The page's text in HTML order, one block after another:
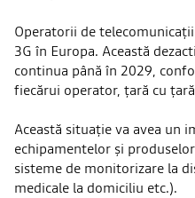
Operatorii de
3G în Europa. Această
continua până în 2029,
fiecărui operator, țară cu
Această situație va avea un
echipamentelor și
sisteme de monitorizare la
medicale la domiciliu etc.).